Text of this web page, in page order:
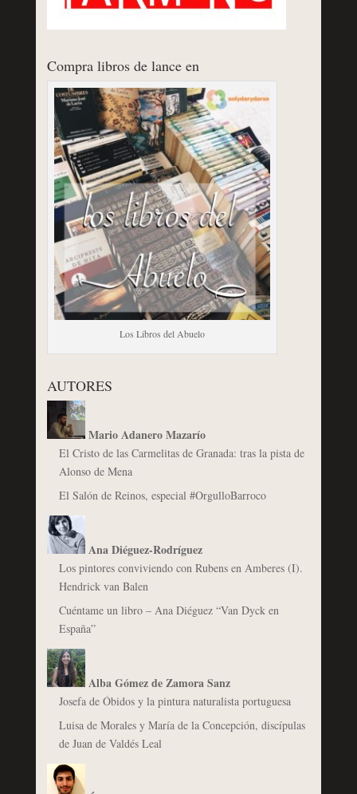
Compra libros de lance en
Los Libros del Abuelo
AUTORES
Mario Adanero Mazarío
El Cristo de las Carmelitas de Granada: tras la pista de
Alonso de Mena
El Salón de Reinos, especial #OrgulloBarroco
Ana Diéguez-Rodríguez
Los pintores conviviendo con Rubens en Amberes (I).
Hendrick van Balen
Cuéntame un libro – Ana Diéguez “Van Dyck en
España”
Alba Gómez de Zamora Sanz
Josefa de Óbidos y la pintura naturalista portuguesa
Luisa de Morales y María de la Concepción, discípulas
de Juan de Valdés Leal